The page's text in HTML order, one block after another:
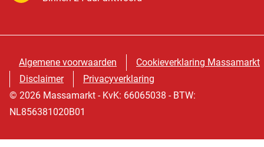
Algemene voorwaarden
Cookieverklaring Massamarkt
Disclaimer
Privacyverklaring
© 2026 Massamarkt - KvK: 66065038 - BTW:
NL856381020B01